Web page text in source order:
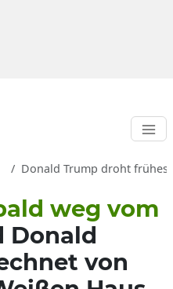
Donald Trump droht frühes
weg vom
Donald
von